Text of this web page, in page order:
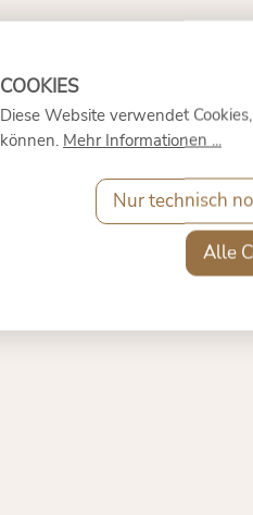
Diese Website verwendet
können. Mehr Informationen ...
Nur technisch
Alle